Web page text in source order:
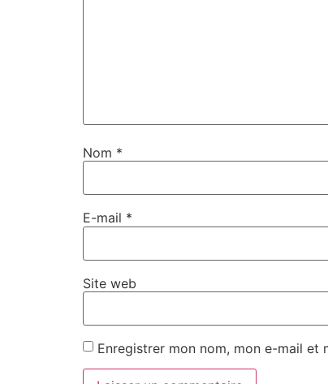
Nom *
E-mail *
Site web
Enregistrer mon nom, mon e-mail et